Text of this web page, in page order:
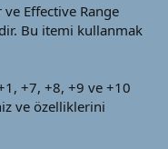
Effective Range
Bu itemi kullanmak
+7, +8, +9 ve +10
ve özelliklerini